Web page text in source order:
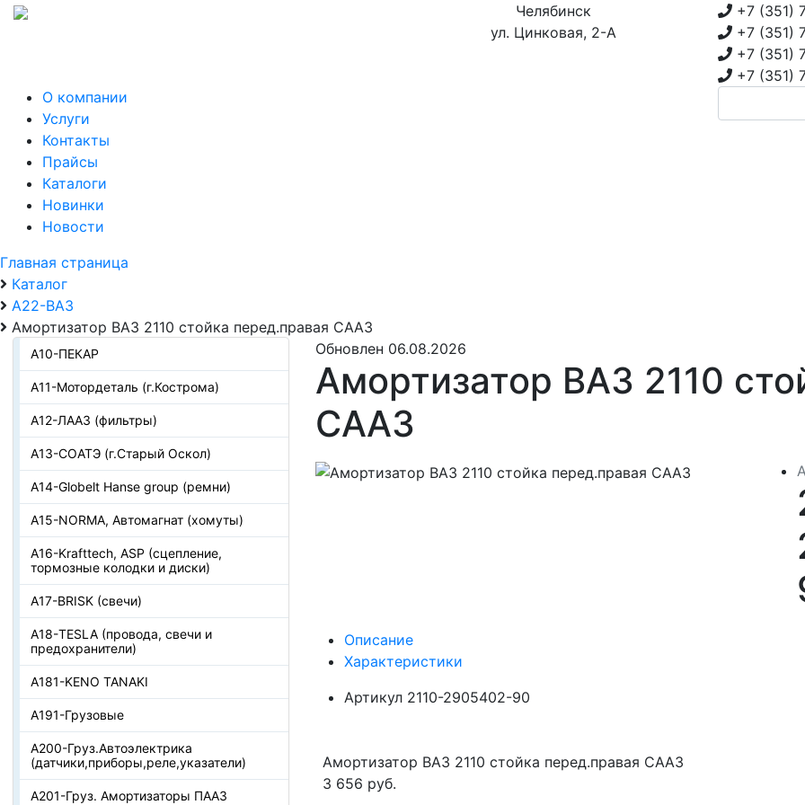
Челябинск
ул. Цинковая, 2-А
+7 (351)
+7 (351)
+7 (351)
+7 (351)
О компании
Услуги
Контакты
Прайсы
Каталоги
Новинки
Новости
Главная страница
Каталог
А22-ВАЗ
Амортизатор ВАЗ 2110 стойка перед.правая СААЗ
А10-ПЕКАР
А11-Мотордеталь (г.Кострома)
А12-ЛААЗ (фильтры)
А13-СОАТЭ (г.Старый Оскол)
А14-Globelt Hanse group (ремни)
А15-NORMA, Автомагнат (хомуты)
А16-Krafttech, ASP (сцепление,
тормозные колодки и диски)
А17-BRISK (свечи)
А18-TESLA (провода, свечи и
предохранители)
А181-KENO TANAKI
А191-Грузовые
А200-Груз.Автоэлектрика
(датчики,приборы,реле,указатели)
А201-Груз. Амортизаторы ПААЗ
Обновлен 06.08.2026
Амортизатор ВАЗ 2110
СААЗ
Описание
Характеристики
Артикул 2110-2905402-90
Амортизатор ВАЗ 2110 стойка перед.правая СААЗ
3 656 руб.